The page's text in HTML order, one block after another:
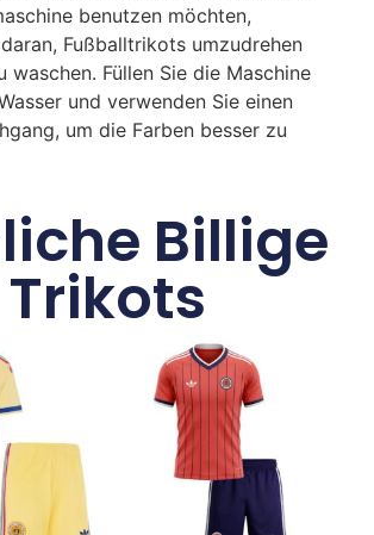
benutzen möchten,
Fußballtrikots umzudrehen
waschen. Füllen Sie die Maschine
und verwenden Sie einen
um die Farben besser zu
Billige
Trikots